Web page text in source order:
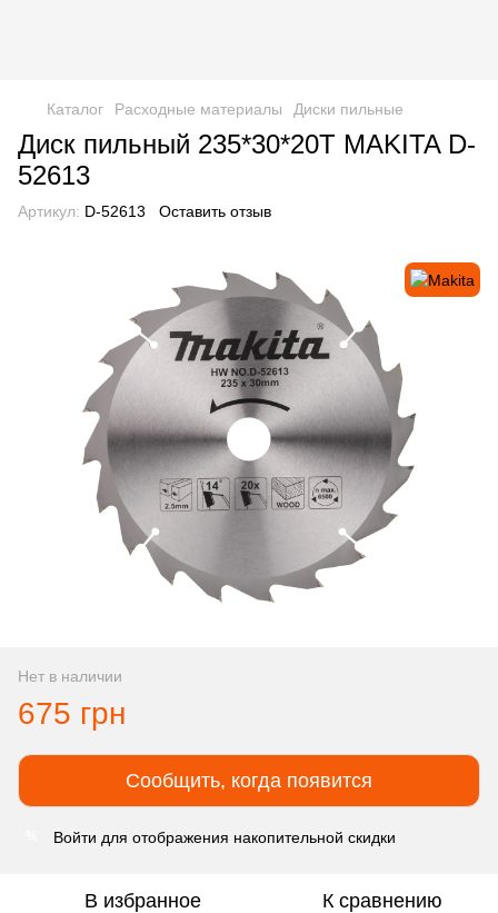
Каталог Расходные материалы Диски пильные
Диск пильный 235*30*20T MAKITA D-
52613
Артикул: D-52613 Оставить отзыв
Нет в наличии
675 грн
Сообщить, когда появится
Войти для отображения накопительной скидки
В избранное К сравнению